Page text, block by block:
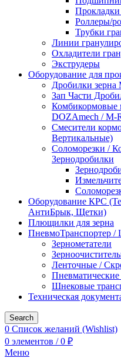
Роллеры/
Трубки
Линии
Охладители
Экструдеры
Оборудование для
Дробилки
Зап Части
DOZAmech / M-
Смесители
Вертикальные)
Соломорезки /
Зернодробилки
Оборудование КРС
АнтиБрык, Щетки)
Плющилки для зерна
ПневмоТранспортер /
Зернометатели
Ленточные /
Шнековые
Техническая
Search
0 Список желаний (Wishlist)
0 элементов / 0 ₽
Меню